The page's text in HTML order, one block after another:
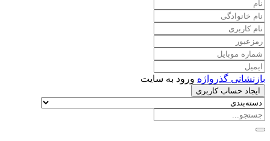
بازنشانی گذرواژه ورود به سایت
ایجاد حساب کاربری